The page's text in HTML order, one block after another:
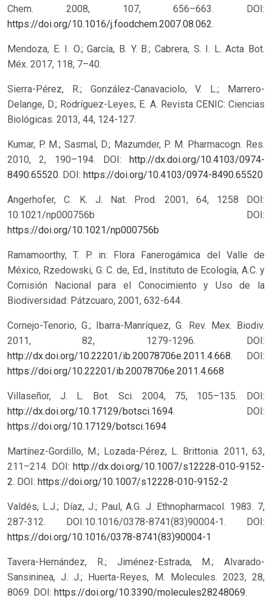
Chem. 2008, 107, 656–663. DOI:
https://doi.org/10.1016/j.foodchem.2007.08.062.
Mendoza, E. I. O.; García, B. Y. B.; Cabrera, S. I. L. Acta Bot.
Méx. 2017, 118, 7–40.
Sierra-Pérez, R.; González-Canavaciolo, V. L.; Marrero-
Delange, D.; Rodríguez-Leyes, E. A. Revista CENIC: Ciencias
Biológicas. 2013, 44, 124-127.
Kumar, P. M.; Sasmal, D.; Mazumder, P. M. Pharmacogn. Res.
2010, 2, 190–194. DOI: http://dx.doi.org/10.4103/0974-
8490.65520. DOI: https://doi.org/10.4103/0974-8490.65520
Angerhofer, C. K. J. Nat. Prod. 2001, 64, 1258 DOI:
10.1021/np000756b DOI:
https://doi.org/10.1021/np000756b
Ramamoorthy, T. P. in: Flora Fanerogámica del Valle de
México, Rzedowski, G. C. de, Ed., Instituto de Ecología, A.C. y
Comisión Nacional para el Conocimiento y Uso de la
Biodiversidad: Pátzcuaro, 2001, 632-644.
Cornejo-Tenorio, G.; Ibarra-Manríquez, G. Rev. Mex. Biodiv.
2011, 82, 1279-1296. DOI:
http://dx.doi.org/10.22201/ib.20078706e.2011.4.668. DOI:
https://doi.org/10.22201/ib.20078706e.2011.4.668
Villaseñor, J. L. Bot. Sci. 2004, 75, 105–135. DOI:
http://dx.doi.org/10.17129/botsci.1694. DOI:
https://doi.org/10.17129/botsci.1694
Martínez-Gordillo, M.; Lozada-Pérez, L. Brittonia. 2011, 63,
211–214. DOI: http://dx.doi.org/10.1007/s12228-010-9152-
2. DOI: https://doi.org/10.1007/s12228-010-9152-2
Valdés, L.J.; Díaz, J.; Paul, A.G. J. Ethnopharmacol. 1983. 7,
287-312. DOI:10.1016/0378-8741(83)90004-1. DOI:
https://doi.org/10.1016/0378-8741(83)90004-1
Tavera-Hernández, R.; Jiménez-Estrada, M.; Alvarado-
Sansininea, J. J.; Huerta-Reyes, M. Molecules. 2023, 28,
8069. DOI: https://doi.org/10.3390/molecules28248069.